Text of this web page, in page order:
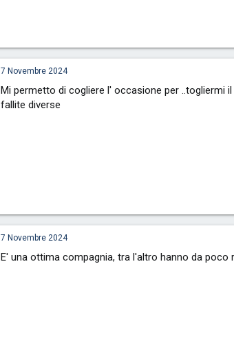
7 Novembre 2024
Mi permetto di cogliere l' occasione per ..togliermi
fallite diverse
7 Novembre 2024
E' una ottima compagnia, tra l'altro hanno da